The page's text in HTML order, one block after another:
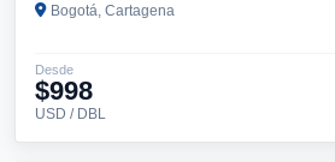
Bogotá, Cartagena
Desde
$998
USD / DBL